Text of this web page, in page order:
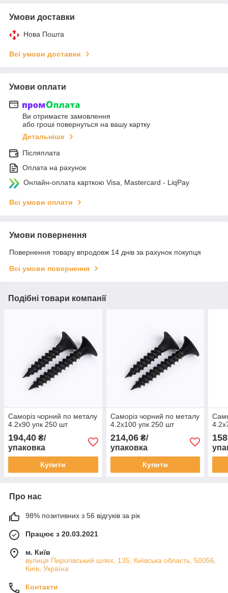
Умови доставки
Нова Пошта
Всі умови доставки
Умови оплати
Ви отримаєте замовлення
або гроші повернуться на вашу картку
Детальніше
Післяплата
Оплата на рахунок
Онлайн-оплата карткою Visa, Mastercard - LiqPay
Всі умови оплати
Умови повернення
Повернення товару впродовж 14 днів за рахунок покупця
Всі умови повернення
Подібні товари компанії
Саморіз чорний по металу
4.2x90 упк 250 шт
194,40 ₴/
упаковка
Купити
Саморіз чорний по металу
4.2x100 упк 250 шт
214,06₴/
упаковка
Купити
Про нас
98% позитивних з 56 відгуків за рік
Працює з 20.03.2021
м. Київ
вулиця Пирогівський шлях, 135, Київська область, 50056,
Київ, Україна
Контакти